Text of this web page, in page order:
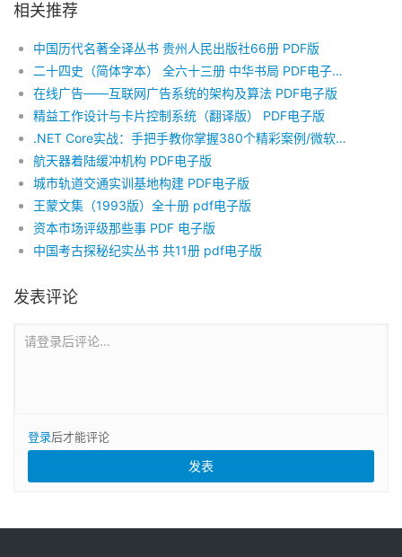
相关推荐
中国历代名著全译丛书 贵州人民出版社66册 PDF版
二十四史（简体字本） 全六十三册 中华书局 PDF电子版（24个PDF文件）+清史稿 PDF电子版
在线广告——互联网广告系统的架构及算法 PDF电子版
精益工作设计与卡片控制系统（翻译版） PDF电子版
.NET Core实战：手把手教你掌握380个精彩案例/微软技术开发者丛书 PDF电子版
航天器着陆缓冲机构 PDF电子版
城市轨道交通实训基地构建 PDF电子版
王蒙文集（1993版）全十册 pdf电子版
资本市场评级那些事 PDF 电子版
中国考古探秘纪实丛书 共11册 pdf电子版
发表评论
请登录后评论...
登录后才能评论